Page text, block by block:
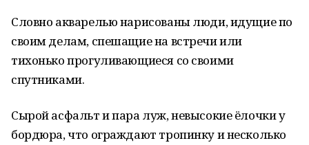
Словно акварелью нарисованы люди, идущие по
своим делам, спешащие на встречи или
тихонько прогуливающиеся со своими
спутниками.
Сырой асфальт и пара луж, невысокие ёлочки у
бордюра, что ограждают тропинку и несколько